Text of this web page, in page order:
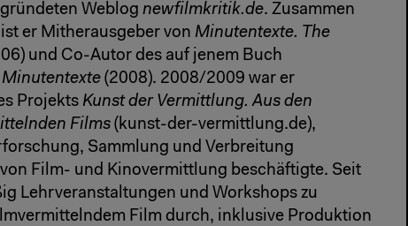
Weblog newfilmkritik.de. Zusammen
er Mitherausgeber von Minutentexte. The
und Co-Autor des auf jenem Buch
Minutentexte (2008). 2008/2009 war er
Projekts Kunst der Vermittlung. Aus den
Films (kunst-der-vermittlung.de),
Sammlung und Verbreitung
Film- und Kinovermittlung beschäftigte. Seit
Lehrveranstaltungen und Workshops zu
Film durch, inklusive Produktion